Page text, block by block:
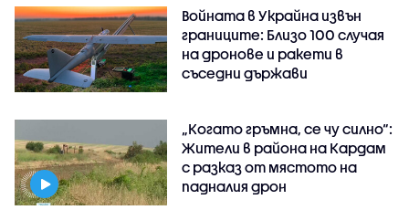
Войната в Украйна извън
границите: Близо 100 случая
на дронове и ракети в
съседни държави
„Когато гръмна, се чу силно“:
Жители в района на Кардам
с разказ от мястото на
падналия дрон